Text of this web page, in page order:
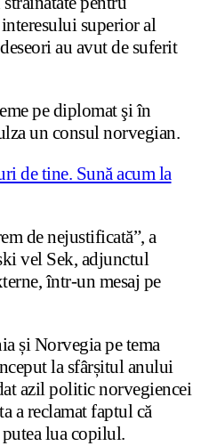
superior al
au avut de suferit
pe diplomat şi în
un consul norvegian.
de nejustificată”, a
vel Sek, adjunctul
într-un mesaj pe
și Norvegia pe tema
la sfârșitul anului
azil politic norvegiencei
a reclamat faptul că
lua copilul.